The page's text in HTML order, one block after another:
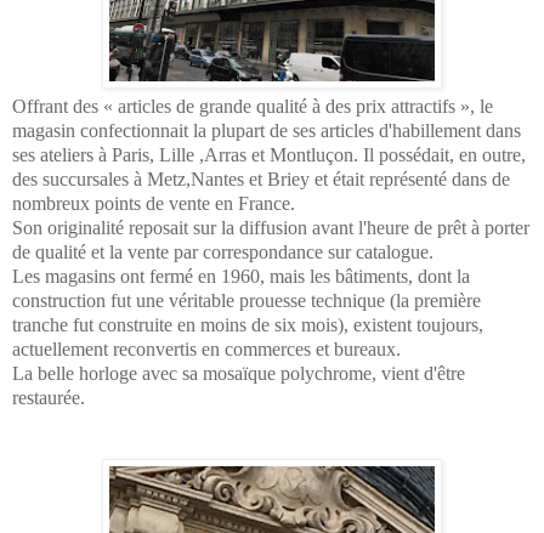
Offrant des « articles de grande qualité à des prix attractifs », le
magasin confectionnait la plupart de ses articles d'habillement dans
ses ateliers à Paris, Lille ,Arras et Montluçon. Il possédait, en outre,
des succursales à Metz,Nantes et Briey et était représenté dans de
nombreux points de vente en France.
Son originalité reposait sur la diffusion avant l'heure de prêt à porter
de qualité et la vente par correspondance sur catalogue.
Les magasins ont fermé en 1960, mais les bâtiments, dont la
construction fut une véritable prouesse technique (la première
tranche fut construite en moins de six mois), existent toujours,
actuellement reconvertis en commerces et bureaux.
La belle horloge avec sa mosaïque polychrome, vient d'être
restaurée.